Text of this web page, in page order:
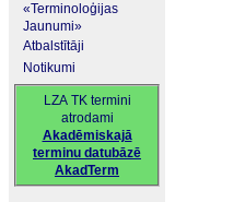
«Terminoloģijas
Jaunumi»
Atbalstītāji
Notikumi
LZA TK termini
atrodami
Akadēmiskajā
terminu datubāzē
AkadTerm